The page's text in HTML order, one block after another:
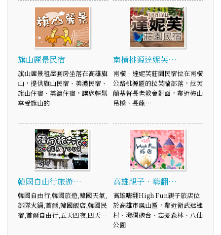
旗山麗景民宿
旗山麗景租屋套房坐落在高雄旗
山，提供旗山民宿、美濃民宿、
旗山住宿、美濃住宿，讓您輕鬆
享受旗山的…
南橫桃源達妮芙…
南橫‧達妮芙莊園民宿位在南橫
公路桃源區的拉芙蘭部落，拉芙
蘭基督長老教會對面，鄰近梅山
吊橋、長龍…
韓國自由行旅遊…
韓國自由行,韓國旅遊,韓國天氣,
部隊火鍋,首爾,韓國飯店,韓國民
宿,首爾自由行,五天四夜,四天…
高雄親子．嗨翻…
高雄嗨翻High Fun親子旅店位
於高雄市鳳山區，鄰近衛武迷迷
村、澄瀾砲台、忘憂森林、八仙
公園…